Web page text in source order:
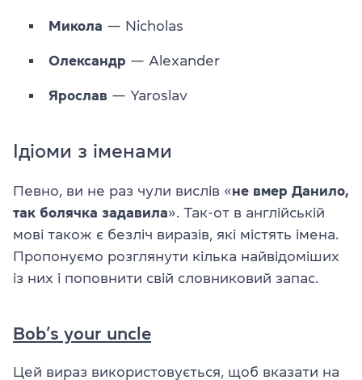
Микола — Nicholas
Олександр — Alexander
Ярослав — Yaroslav
Ідіоми з іменами
Певно, ви не раз чули вислів «не вмер Данило,
так болячка задавила». Так-от в англійській
мові також є безліч виразів, які містять імена.
Пропонуємо розглянути кілька найвідоміших
із них і поповнити свій словниковий запас.
Bob’s your uncle
Цей вираз використовується, щоб вказати на